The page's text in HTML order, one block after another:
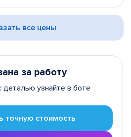
все цены
за работу
узнайте в боте
точную стоимость